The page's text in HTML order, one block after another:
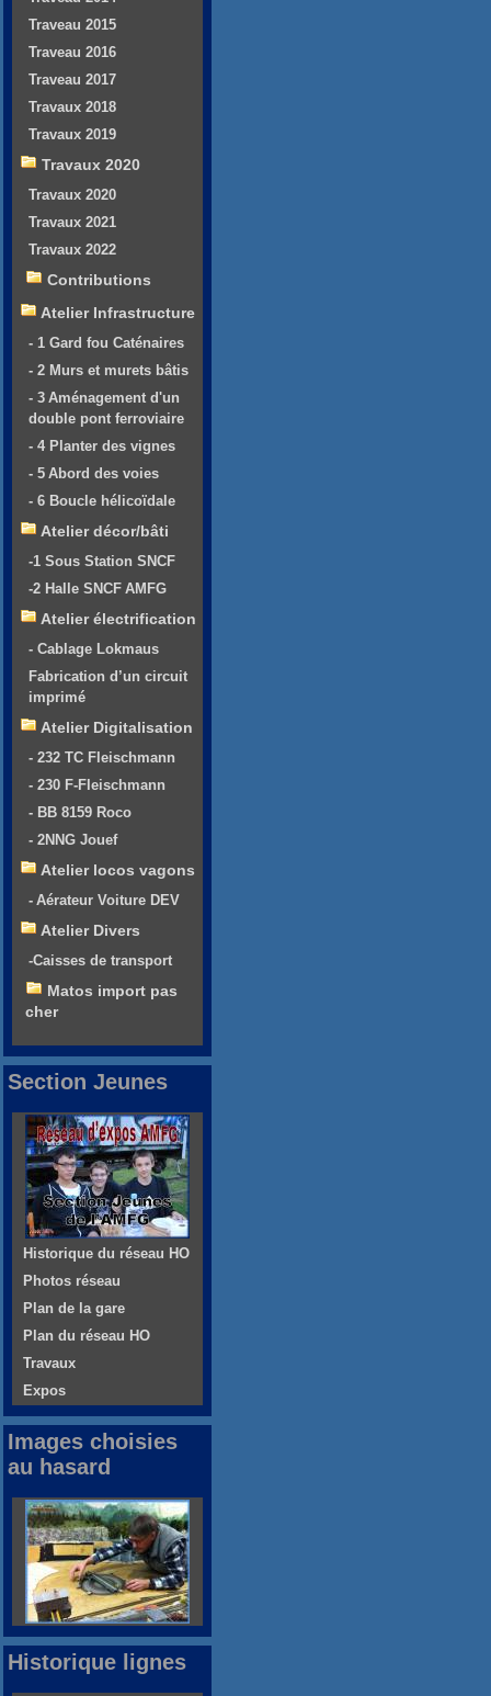
Traveau 2015
Traveau 2016
Traveau 2017
Travaux 2018
Travaux 2019
Travaux 2020
Travaux 2020
Travaux 2021
Travaux 2022
Contributions
Atelier Infrastructure
- 1 Gard fou Caténaires
- 2 Murs et murets bâtis
- 3 Aménagement d'un
double pont ferroviaire
- 4 Planter des vignes
- 5 Abord des voies
- 6 Boucle hélicoïdale
Atelier décor/bâti
-1 Sous Station SNCF
-2 Halle SNCF AMFG
Atelier électrification
- Cablage Lokmaus
Fabrication d’un circuit
imprimé
Atelier Digitalisation
- 232 TC Fleischmann
- 230 F-Fleischmann
- BB 8159 Roco
- 2NNG Jouef
Atelier locos vagons
- Aérateur Voiture DEV
Atelier Divers
-Caisses de transport
Matos import pas
cher
Section Jeunes
Historique du réseau HO
Photos réseau
Plan de la gare
Plan du réseau HO
Travaux
Expos
Images choisies
au hasard
Historique lignes